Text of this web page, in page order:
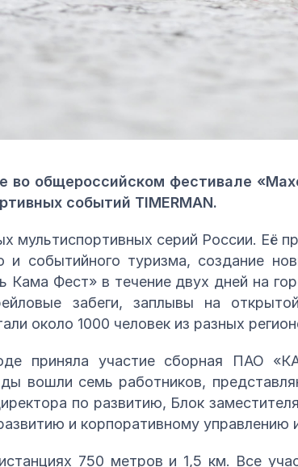
во общероссийском фестивале
событий TIMERMAN.
мультиспортивных серий России. Её
и событийного туризма, создание
Кама Фест» в течение двух дней на
забеги, заплывы на
около 1000 человек из разных
приняла участие сборная ПАО
вошли семь работников,
по развитию, Блок
и корпоративному управлению
750 метров и 1,5 км. Все